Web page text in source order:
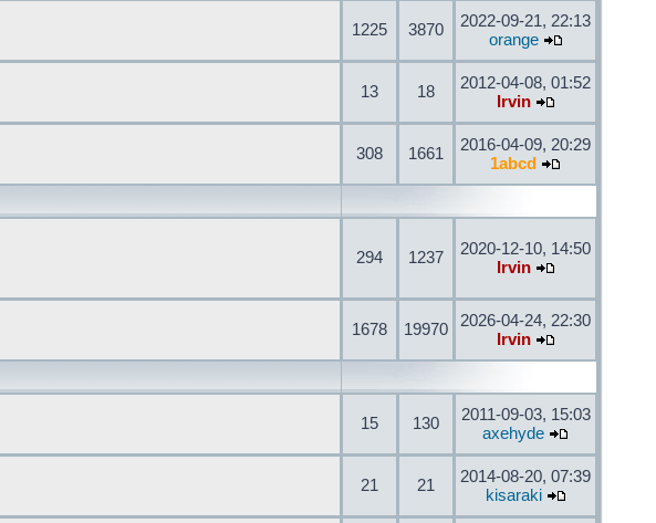
1225 3870
2022-09-21, 22:13
orange
13 18
2012-04-08, 01:52
Irvin
308 1661
2016-04-09, 20:29
1abcd
294 1237
2020-12-10, 14:50
Irvin
1678 19970
2026-04-24, 22:30
Irvin
15 130
2011-09-03, 15:03
axehyde
21 21
2014-08-20, 07:39
kisaraki